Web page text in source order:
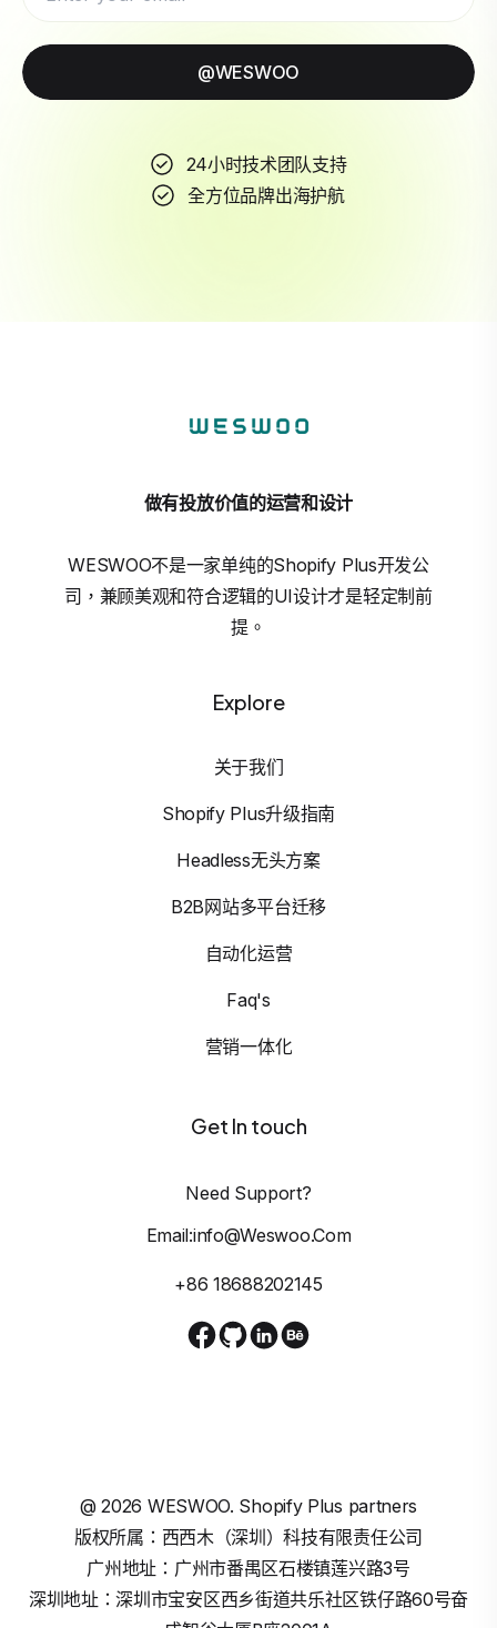
@WESWOO
24小时技术团队支持
全方位品牌出海护航
做有投放价值的运营和设计
WESWOO不是一家单纯的Shopify Plus开发公
司，兼顾美观和符合逻辑的UI设计才是轻定制前
提。
Explore
关于我们
Shopify Plus升级指南
Headless无头方案
B2B网站多平台迁移
自动化运营
Faq's
营销一体化
Get In touch
Need Support?
Email:info@weswoo.com
+86 18688202145
@2026 WESWOO. Shopify Plus partners
版权所属：西西木（深圳）科技有限责任公司
广州地址：广州市番禺区石楼镇莲兴路3号
深圳地址：深圳市宝安区西乡街道共乐社区铁仔路60号奋